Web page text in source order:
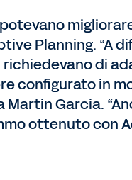
Planning. “A
di
configurato in
Garcia.
ottenuto con